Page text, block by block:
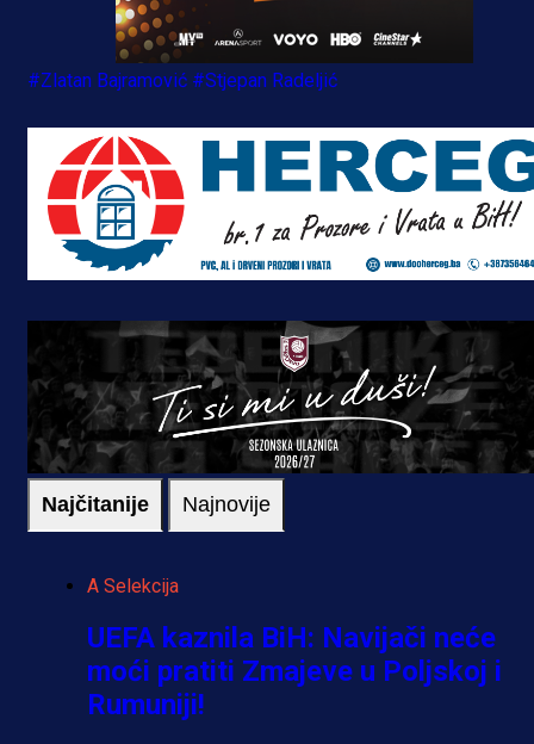
#Zlatan Bajramović #Stjepan Radeljić
Najčitanije Najnovije
A Selekcija
UEFA kaznila BiH: Navijači neće
moći pratiti Zmajeve u Poljskoj i
Rumuniji!